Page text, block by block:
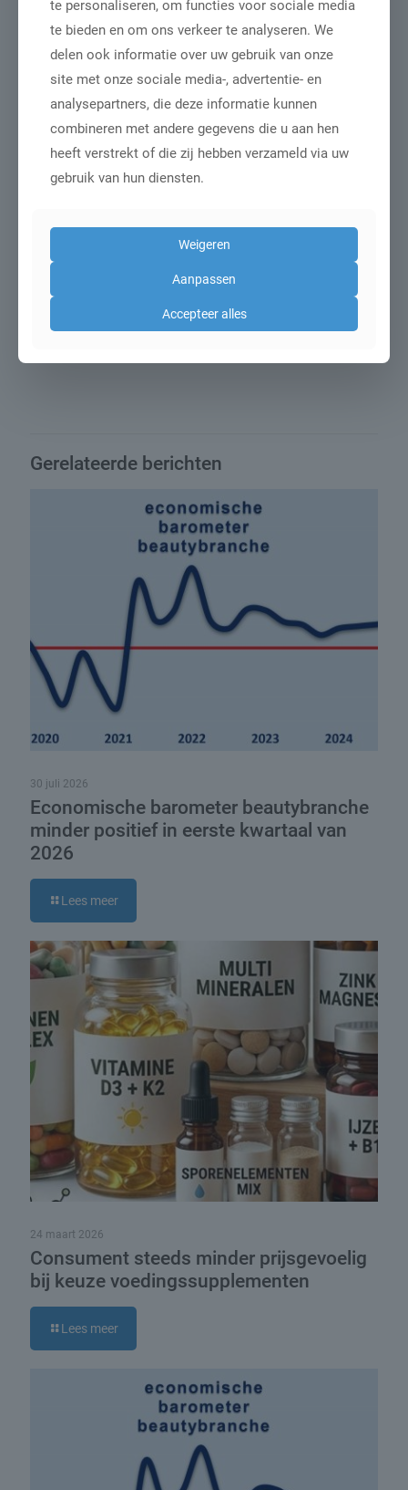
Structuurrapport
2026
Gerelateerde berichten
30 juli 2026
Economische barometer beautybranche
minder positief in eerste kwartaal van
2026
Lees meer
24 maart 2026
Consument steeds minder prijsgevoelig
bij keuze voedingssupplementen
Lees meer
te personaliseren, om functies voor sociale media
te bieden en om ons verkeer te analyseren. We
delen ook informatie over uw gebruik van onze
site met onze sociale media-, advertentie- en
analysepartners, die deze informatie kunnen
combineren met andere gegevens die u aan hen
heeft verstrekt of die zij hebben verzameld via uw
gebruik van hun diensten.
Weigeren
Aanpassen
Accepteer alles